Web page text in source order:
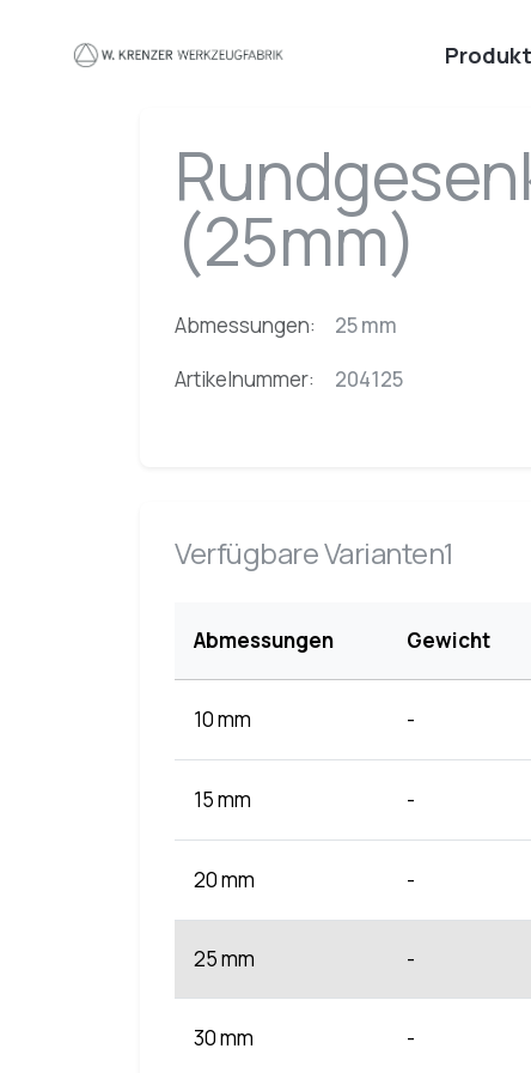
(25mm)
Abmessungen:
25 mm
Artikelnummer:
204125
Verfügbare Varianten1
Abmessungen Gewicht
10 mm -
15 mm -
20 mm -
25 mm -
30 mm -